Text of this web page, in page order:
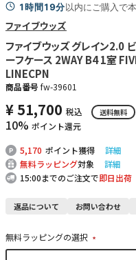
1時間19分以内にご購入で
ファイブウッズ
ファイブウッズ グレイン2.0
ーフケース 2WAY B4 1室
LINECPN
商品番号 fw-39601
¥51,700 税込 送料無料
10% ポイント還元
5,170 ポイント獲得
詳細
無料ラッピング対象
詳細
15:00までのご注文で即日出荷
返品について お問い合わせ
無料ラッピングの選択
(